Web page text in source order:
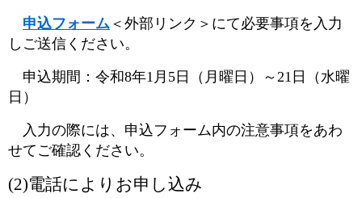
申込フォーム ＜外部リンク＞ にて必要事項を入力
しご送信ください。
申込期間：令和8年1月5日（月曜日）～21日（水曜
日）
入力の際には、申込フォーム内の注意事項をあわ
せてご確認ください。
(2)電話によりお申し込み​